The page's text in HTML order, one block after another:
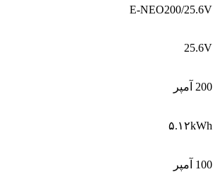
E-NEO200/25.6V
25.6V
200 آمپر
۵.۱۲kWh
100 آمپر